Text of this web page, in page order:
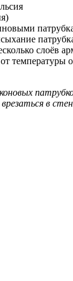
слоёв
от
в